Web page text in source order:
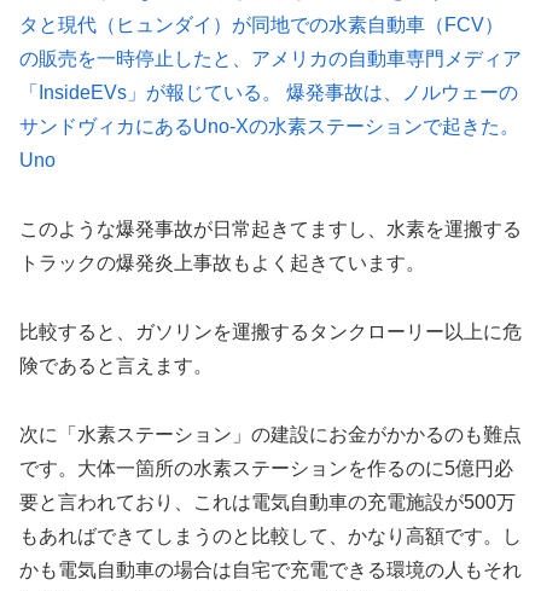
タと現代（ヒュンダイ）が同地での水素自動車（FCV）
の販売を一時停止したと、アメリカの自動車専門メディア
「InsideEVs」が報じている。 爆発事故は、ノルウェーの
サンドヴィカにあるUno-Xの水素ステーションで起きた。
Uno
このような爆発事故が日常起きてますし、水素を運搬する
トラックの爆発炎上事故もよく起きています。
比較すると、ガソリンを運搬するタンクローリー以上に危
険であると言えます。
次に「水素ステーション」の建設にお金がかかるのも難点
です。大体一箇所の水素ステーションを作るのに5億円必
要と言われており、これは電気自動車の充電施設が500万
もあればできてしまうのと比較して、かなり高額です。し
かも電気自動車の場合は自宅で充電できる環境の人もそれ